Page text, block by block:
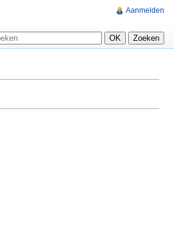
Aanmelden